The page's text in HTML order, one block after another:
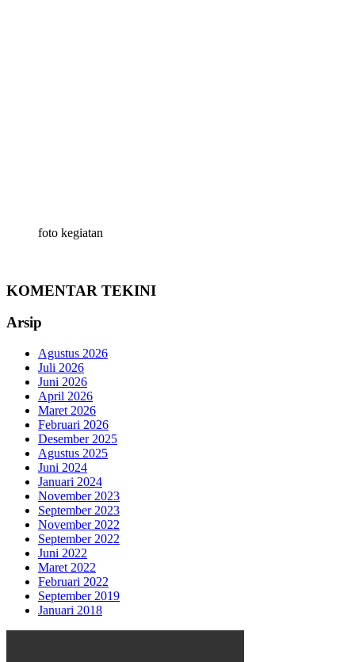
foto kegiatan
KOMENTAR TEKINI
Arsip
Agustus 2026
Juli 2026
Juni 2026
April 2026
Maret 2026
Februari 2026
Desember 2025
Agustus 2025
Juni 2024
Januari 2024
November 2023
September 2023
November 2022
September 2022
Juni 2022
Maret 2022
Februari 2022
September 2019
Januari 2018